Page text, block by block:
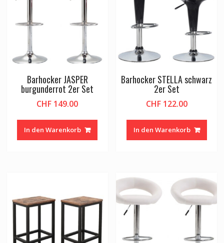
Barhocker JASPER
burgunderrot 2er Set
CHF 149.00
In den Warenkorb
Barhocker STELLA schwarz
2er Set
CHF122.00
In den Warenkorb